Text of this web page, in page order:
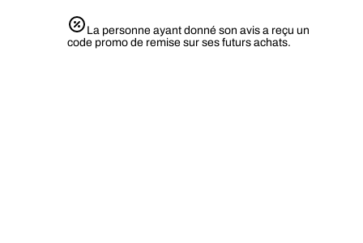
La personne ayant donné son avis a reçu un
code promo de remise sur ses futurs achats.